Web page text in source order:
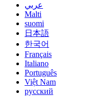
عربي
Malti
suomi
日本語
한국어
Français
Italiano
Português
Việt Nam
русский